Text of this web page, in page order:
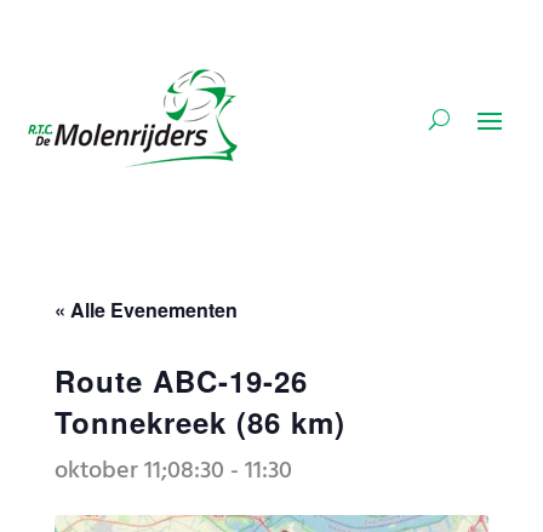
« Alle Evenementen
Route ABC-19-26
Tonnekreek (86 km)
oktober 11;08:30 -11:30